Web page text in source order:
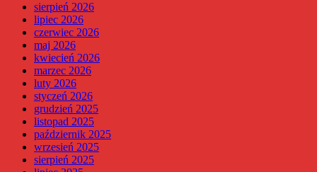
sierpień 2026
lipiec 2026
czerwiec 2026
maj 2026
kwiecień 2026
marzec 2026
luty 2026
styczeń 2026
grudzień 2025
listopad 2025
październik 2025
wrzesień 2025
sierpień 2025